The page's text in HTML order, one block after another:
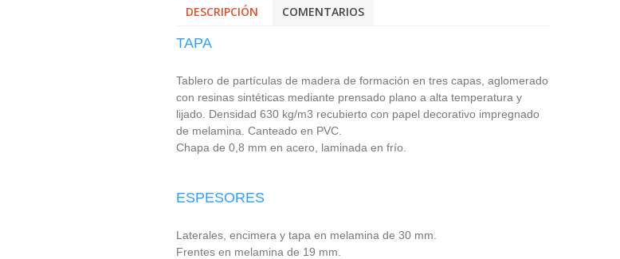
DESCRIPCIÓN COMENTARIOS
TAPA
Tablero de partículas de madera de formación en tres capas, aglomerado
con resinas sintéticas mediante prensado plano a alta temperatura y
lijado. Densidad 630 kg/m3 recubierto con papel decorativo impregnado
de melamina. Canteado en PVC.
Chapa de 0,8 mm en acero, laminada en frío.
ESPESORES
Laterales, encimera y tapa en melamina de 30 mm.
Frentes en melamina de 19 mm.